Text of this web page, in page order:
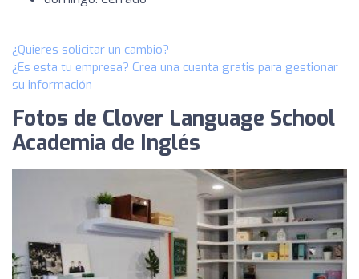
¿Quieres solicitar un cambio?
¿Es esta tu empresa? Crea una cuenta gratis para gestionar
su información
Fotos de Clover Language School
Academia de Inglés